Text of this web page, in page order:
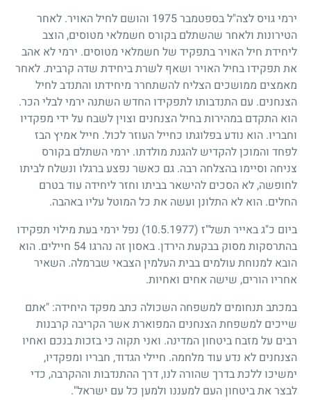
ירמי גויס לצה"ל בספטמבר1975 והושם לחיל האויר. לאחר
הטירונות ולאחר שהשתלם בקורס חשמלאי מטוסים, הוצב
ליחידת חיל האויר בתפקיד של חשמלאי מטוסים. ירמי לא אהב
את תפקידו בחיל האויר ושאף לשרת ביחידת שדה קרבית. לאחר
מאמצים ממושכים הצליח להשתחרר מיחידתו והתנדב לחיל
הצנחנים. עם התנדבותו לתפקידו החדש השתנה ירמי לבלי הכר.
הוא התקדם במהירות בחיל הצנחנים וצוין לשבח על ידי מפקדיו
וחבריו. הוא נודע בפלוגתו כחייל העוזר לכול. חייל אמיץ הבז
לפחד והמוכן להקדיש להגנת מולדתו. ירמי השתלם בקורס
צניחה וסיימו בהצלחה רבה. גם כאשר נפצע ברגלו ונשלח לביתו
לחופשה, לא הסכים להישאר בביתו וחזר ליחידה עוד בטרם
החלים. הוא לא התלונן ועשה את כל המוטל עליו באהבה.
ביום כ"ג באייר תשל"ז (10.5.1977)
נפל ירמי בעת מילוי תפקידו
בהתרסקות מסוק בבקעת הירדן. באסון זה נהרגו 54 חיילים. הוא
הובא למנוחת עולמים בבית העלמין הצבאי שברמלה. השאיר
אחריו הורים, שישה אחים ואחיות.
במכתב תנחומים למשפחה השכולה כתב מפקד היחידה: "אתם
שייכים למשפחת הצנחנים המפוארת אשר הקריבה קרבנות
רבים על מזבח ביטחון המדינה. ואני תקוה כי בזכות בנכם ואחיו
הצנחנים לא נדע עוד מלחמה. חיילי הגדוד, חבריו ומפקדיו,
ימשיכו ללכת בדרך שהורה לנו, דרך ההתנדבות וההקרבה, כדי
לבצר את ביטחון העם למעננו ולמען כל עם ישראל".